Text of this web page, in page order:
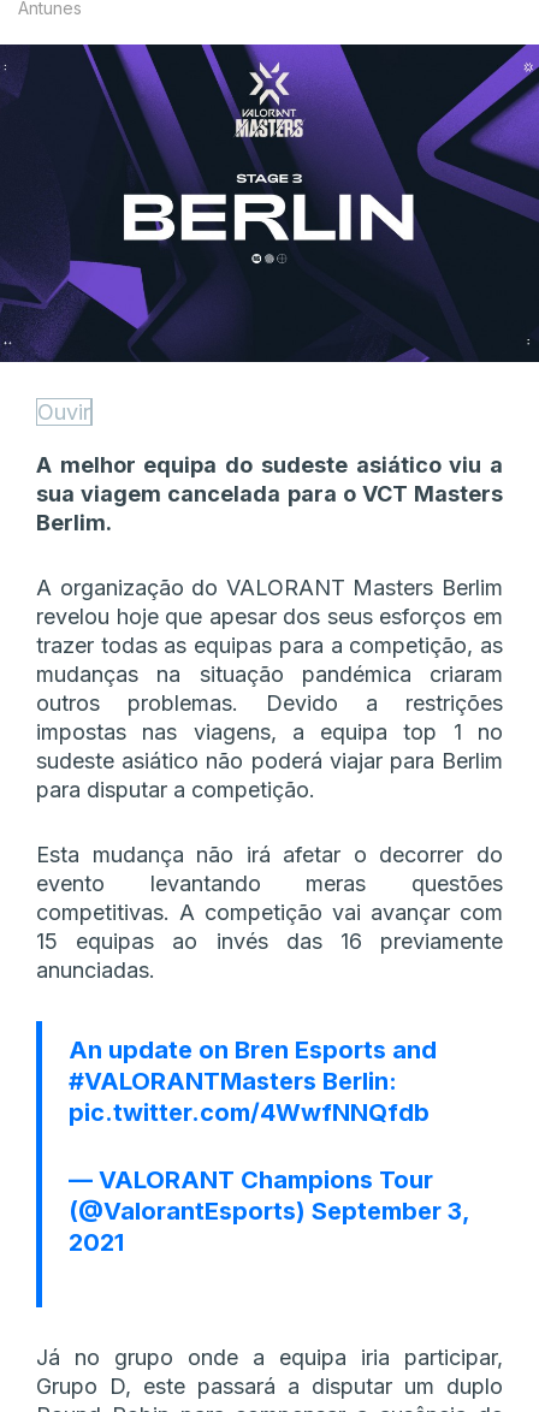
Antunes
Ouvir
A melhor equipa do sudeste asiático viu a
sua viagem cancelada para o VCT Masters
Berlim.
A organização do VALORANT Masters Berlim
revelou hoje que apesar dos seus esforços em
trazer todas as equipas para a competição, as
mudanças na situação pandémica criaram
outros problemas. Devido a restrições
impostas nas viagens, a equipa top 1 no
sudeste asiático não poderá viajar para Berlim
para disputar a competição.
Esta mudança não irá afetar o decorrer do
evento levantando meras questões
competitivas. A competição vai avançar com
15 equipas ao invés das 16 previamente
anunciadas.
An update on Bren Esports and
#VALORANTMasters Berlin:
pic.twitter.com/4WwfNNQfdb
— VALORANT Champions Tour
(@ValorantEsports) September 3,
2021
Já no grupo onde a equipa iria participar,
Grupo D, este passará a disputar um duplo